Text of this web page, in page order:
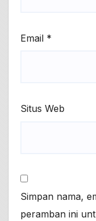
Email *
Situs Web
Simpan nama,
peramban ini